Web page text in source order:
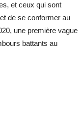
et ceux qui sont
de se conformer au
une première vague
battants au